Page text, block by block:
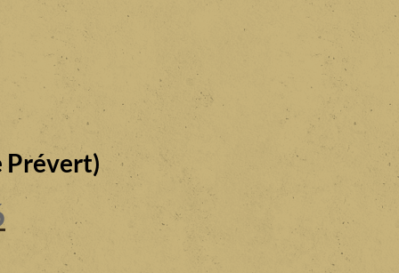
Prévert)